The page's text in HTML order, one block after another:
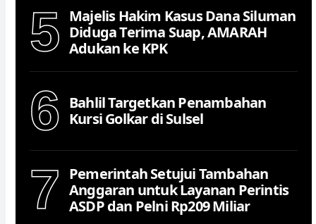
5
Majelis Hakim Kasus Dana Siluman
Diduga Terima Suap, AMARAH
Adukan ke KPK
6
Bahlil Targetkan Penambahan
Kursi Golkar di Sulsel
7
Pemerintah Setujui Tambahan
Anggaran untuk Layanan Perintis
ASDP dan Pelni Rp209 Miliar